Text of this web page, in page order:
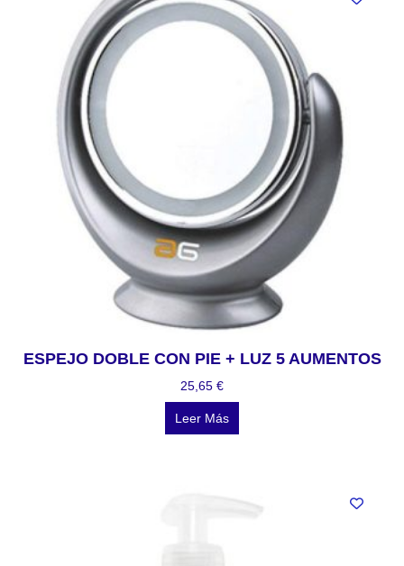
ESPEJO DOBLE CON PIE + LUZ 5 AUMENTOS
25,65 €
Leer Más